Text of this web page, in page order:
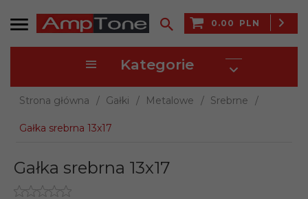
0.00 PLN
Kategorie
Strona główna Gałki Metalowe Srebrne
Gałka srebrna 13x17
Gałka srebrna 13x17